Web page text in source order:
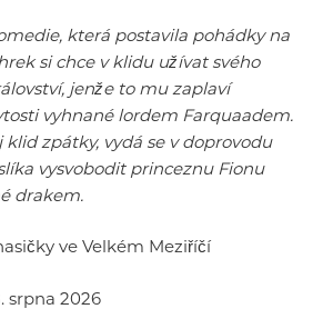
která postavila pohádky na
si chce v klidu užívat svého
jenže to mu zaplaví
vyhnané lordem Farquaadem.
klid zpátky, vydá se v doprovodu
vysvobodit princeznu Fionu
drakem.
ve Velkém Meziříčí
srpna 2026